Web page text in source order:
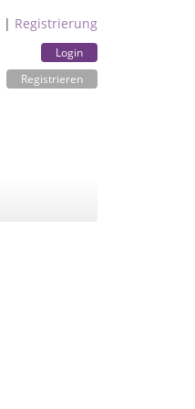
| Registrierung
Login
Registrieren